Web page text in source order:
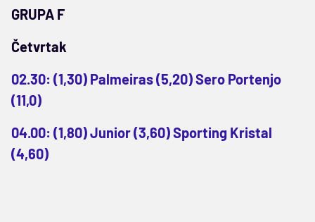
GRUPA F
Četvrtak
02.30: (1,30) Palmeiras (5,20) Sero Portenjo
(11,0)
04.00: (1,80) Junior (3,60) Sporting Kristal
(4,60)